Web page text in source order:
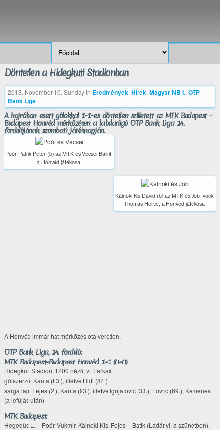
Döntetlen a Hidegkuti Stadionban
2013. November 10. Sundayin Eredmények, Hírek, Magyar NB I., OTP
Bank Liga
A hajrában esett gólokkal 1-1-es döntetlen született az MTK Budapest –
Budapest Honvéd mérkőzésen a labdarúgó OTP Bank Liga 14.
fordulójának szombati játéknapján.
Poór Patrik Péter (b) az MTK és Vécsei Bálint
a Honvéd játékosa
Kálnoki Kis Dávid (b) az MTK és Job Iyock
Thomas Herve, a Honvéd játékosa
A Honvéd immár hat mérkőzés óta veretlen.
OTP Bank Liga, 14. forduló:
MTK Budapest-Budapest Honvéd 1-1 (0-0)
Hidegkuti Stadion, 1200 néző, v.: Farkas
gólszerző: Kanta (83.), illetve Hidi (84.)
sárga lap: Fejes (2.), Kanta (93.), illetve Ignjatovic (33.), Lovric (69.), Kemenes
(a lefújás után)
MTK Budapest:
Hegedüs L. – Poór, Vukmir, Kálnoki Kis, Fejes – Batik (Ladányi, a szünetben),